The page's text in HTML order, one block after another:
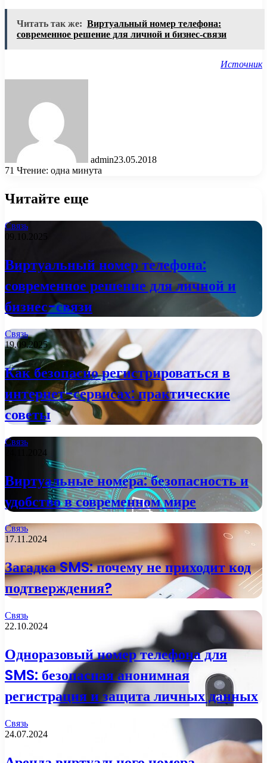
Читать так же: Виртуальный номер телефона:
современное решение для личной и бизнес-связи
Источник
admin23.05.2018
71 Чтение: одна минута
Читайте еще
Связь
09.10.2025
Виртуальный номер телефона:
современное решение для личной и
бизнес-связи
Связь
19.09.2025
Как безопасно регистрироваться в
интернет-сервисах: практические
советы
Связь
24.11.2024
Виртуальные номера: безопасность и
удобство в современном мире
Связь
17.11.2024
Загадка SMS: почему не приходит код
подтверждения?
Связь
22.10.2024
Одноразовый номер телефона для
SMS: безопасная анонимная
регистрация и защита личных данных
Связь
24.07.2024